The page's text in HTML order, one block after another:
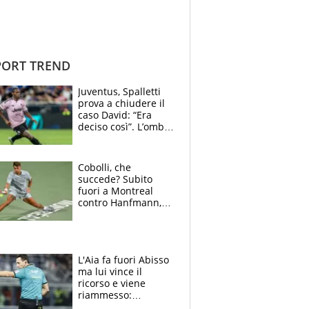
TREND
Juventus, Spalletti
prova a chiudere il
caso David: “Era
deciso così”. L’ombra
Cobolli, che
succede? Subito
fuori a Montreal
contro Hanfmann,
L'Aia fa fuori Abisso
ma lui vince il
ricorso e viene
riammesso: